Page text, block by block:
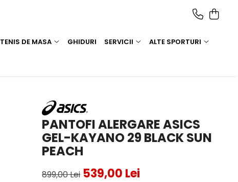
TENIS DE MASA GHIDURI SERVICII ALTE SPORTURI
PANTOFI ALERGARE ASICS
GEL-KAYANO 29 BLACK SUN
PEACH
899,00 Lei 539,00 Lei